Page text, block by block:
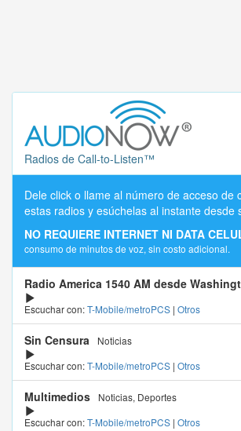
Radios de Call-to-Listen™
Dele click o llame al número de acceso de
estas radios y esúchelas al instante desde
NO REQUIERE INTERNET NI DATA
consumo de minutos de voz, sin costo adicional.
Radio America 1540 AM desde
Escuchar con:T-Mobile/metroPCS | Otros
Sin Censura
Noticias
Escuchar con:T-Mobile/metroPCS | Otros
Multimedios
Noticias, Deportes
Escuchar con:T-Mobile/metroPCS | Otros